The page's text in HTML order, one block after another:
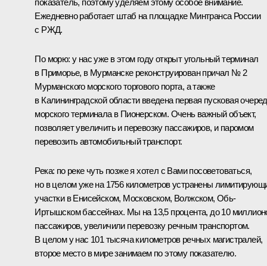
Ежедневно работает штаб на площадке Минтранса России
с РЖД.
По морю: у нас уже в этом году открыт угольный терминал
в Приморье, в Мурманске реконструирован причал № 2
Мурманского морского торгового порта, а также
в Калининградской области введена первая пусковая
морского терминала в Пионерском. Очень важный объект,
позволяет увеличить и перевозку пассажиров, и паромом
перевозить автомобильный транспорт.
Река: по реке чуть позже я хотел с Вами посоветоваться,
но в целом уже на 1756 километров устранены
участки в Енисейском, Московском, Волжском, Обь-
Иртышском бассейнах. Мы на 13,5 процента, до 10
пассажиров, увеличили перевозку речным транспортом.
В целом у нас 101 тысяча километров речных магистралей,
второе место в мире занимаем по этому показателю.